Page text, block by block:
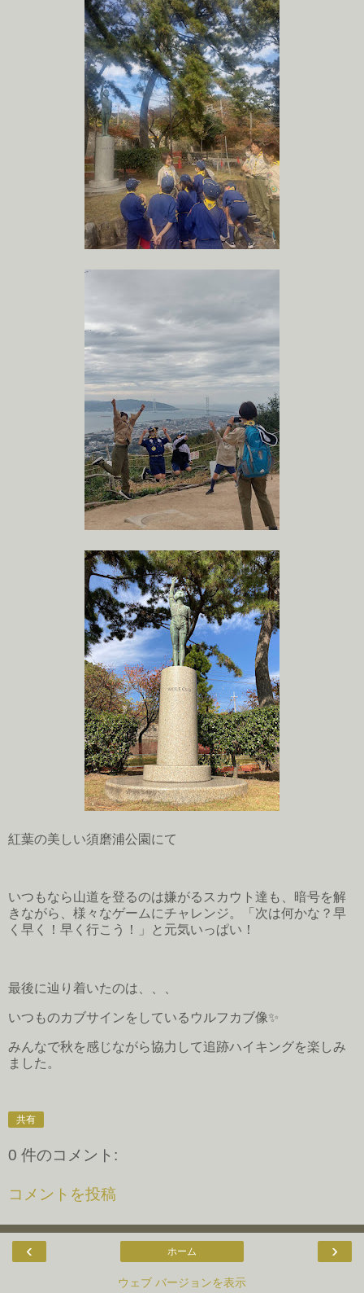
紅葉の美しい須磨浦公園にて
いつもなら山道を登るのは嫌がるスカウト達も、暗号を解
きながら、様々なゲームにチャレンジ。「次は何かな？早
く早く！早く行こう！」と元気いっぱい！
最後に辿り着いたのは、、、
いつものカブサインをしているウルフカブ像✨
みんなで秋を感じながら協力して追跡ハイキングを楽しみ
ました。
共有
0 件のコメント:
コメントを投稿
‹ ›
ホーム
ウェブ バージョンを表示